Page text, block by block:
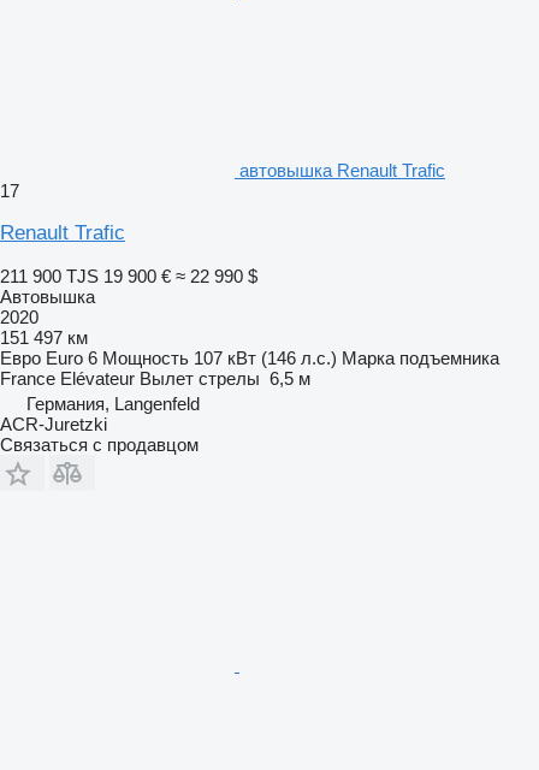
автовышка Renault Trafic
17
Renault Trafic
211 900 TJS 19 900 € ≈ 22 990 $
Автовышка
2020
151 497 км
Евро Euro 6 Мощность 107 кВт (146 л.с.) Марка подъемника
France Elévateur Вылет стрелы 6,5 м
Германия, Langenfeld
ACR-Juretzki
Связаться с продавцом